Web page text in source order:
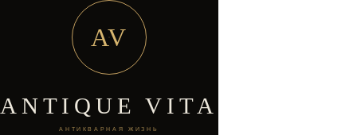
AV
ANTIQUE VITA
АНТИКВАРНАЯ ЖИЗНЬ